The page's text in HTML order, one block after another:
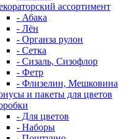
ассортимент
- Абака
- Лён
- Органза рулон
- Сетка
- Сизаль, Сизофлор
- Фетр
- Флизелин, Мешковина
и пакеты для цветов
- Для цветов
- Наборы